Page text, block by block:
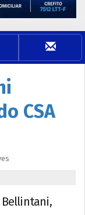
CSA
Bellintani,